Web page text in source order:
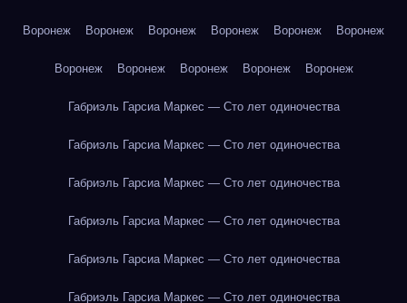
Воронеж Воронеж Воронеж Воронеж Воронеж Воронеж
Воронеж Воронеж Воронеж Воронеж Воронеж
Габриэль Гарсиа Маркес — Сто лет одиночества
Габриэль Гарсиа Маркес — Сто лет одиночества
Габриэль Гарсиа Маркес — Сто лет одиночества
Габриэль Гарсиа Маркес — Сто лет одиночества
Габриэль Гарсиа Маркес — Сто лет одиночества
Габриэль Гарсиа Маркес — Сто лет одиночества